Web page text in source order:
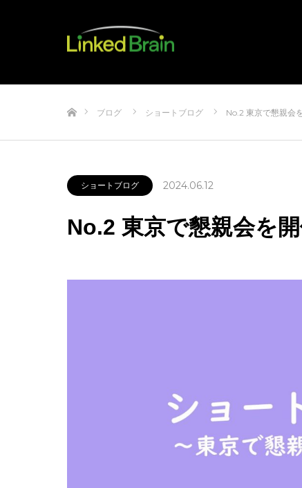
ブログ ショートブログ No.2 東京で懇親会
ショートブログ 2024.06.12
No.2 東京で懇親会を